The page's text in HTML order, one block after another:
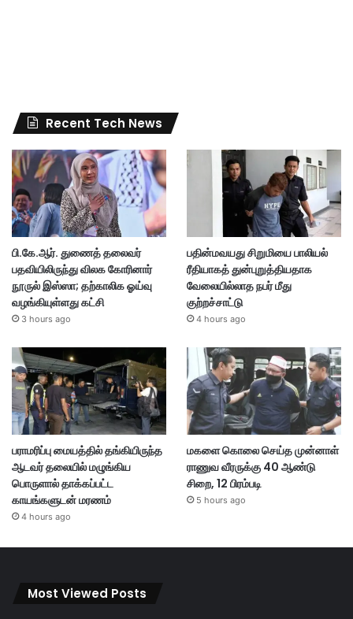
Recent Tech News
பி.கே.ஆர். துணைத் தலைவர்
பதவியிலிருந்து விலக கோரினார்
நூருல் இஸ்ஸா; தற்காலிக ஓய்வு
வழங்கியுள்ளது கட்சி
3 hours ago
பதின்மவயது சிறுமியை பாலியல்
ரீதியாகத் துன்புறுத்தியதாக
வேலையில்லாத நபர் மீது
குற்றச்சாட்டு
4 hours ago
பராமரிப்பு மையத்தில் தங்கியிருந்த
ஆடவர் தலையில் மழுங்கிய
பொருளால் தாக்கப்பட்ட
காயங்களுடன் மரணம்
4 hours ago
மகளை கொலை செய்த முன்னாள்
ராணுவ வீரருக்கு 40 ஆண்டு
சிறை, 12 பிரம்படி
5 hours ago
Most Viewed Posts